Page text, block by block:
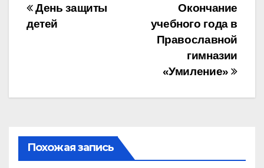
Навигация
по
Окончание
учебного года в
Православной
гимназии
«Умиление»
День защиты
детей
Похожая запись